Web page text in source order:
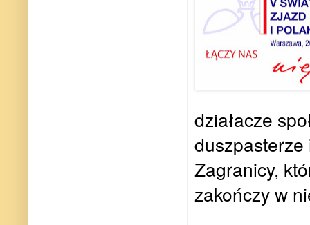
działacze
Zagranicy,
zakończy w